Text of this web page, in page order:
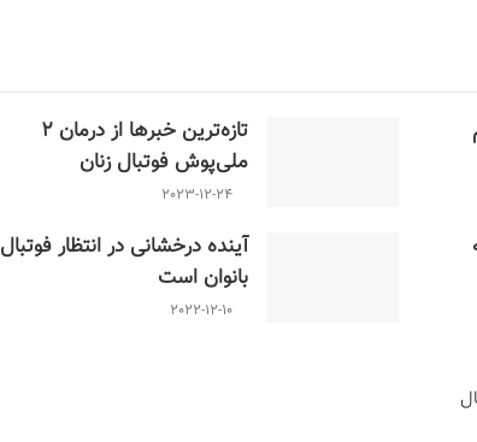
تازه‌ترین خبرها از درمان ۲
ملی‌پوش فوتبال زنان
2023-12-24
آینده درخشانی در انتظار فوتبال
بانوان است
2022-12-10